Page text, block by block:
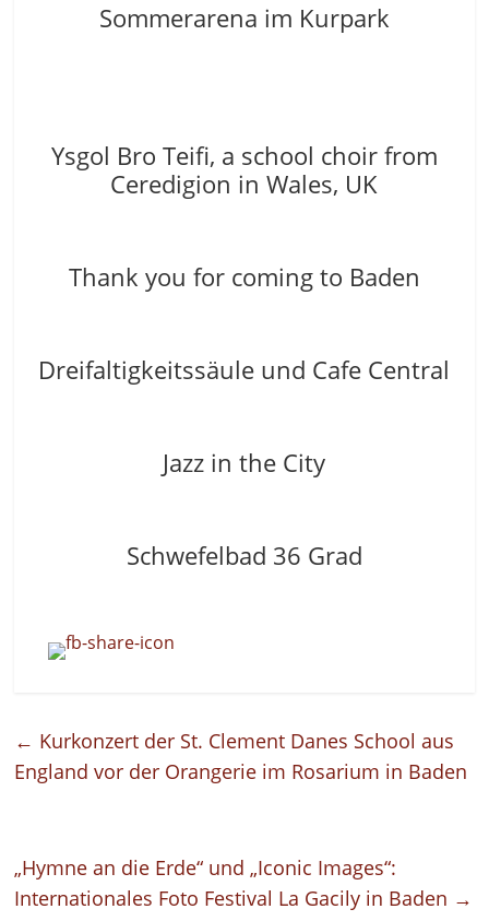
Sommerarena im Kurpark
Ysgol Bro Teifi, a school choir from
Ceredigion in Wales, UK
Thank you for coming to Baden
Dreifaltigkeitssäule und Cafe Central
Jazz in the City
Schwefelbad 36 Grad
← Kurkonzert der St. Clement Danes School aus
England vor der Orangerie im Rosarium in Baden
„Hymne an die Erde“ und „Iconic Images“:
Internationales Foto Festival La Gacily in Baden →